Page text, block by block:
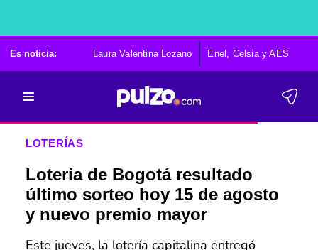
Es noticia: Laura Valentina Lozano Enel, Celsia y AES
LOTERÍAS
Lotería de Bogotá resultado
último sorteo hoy 15 de agosto
y nuevo premio mayor
Este jueves, la lotería capitalina entregó